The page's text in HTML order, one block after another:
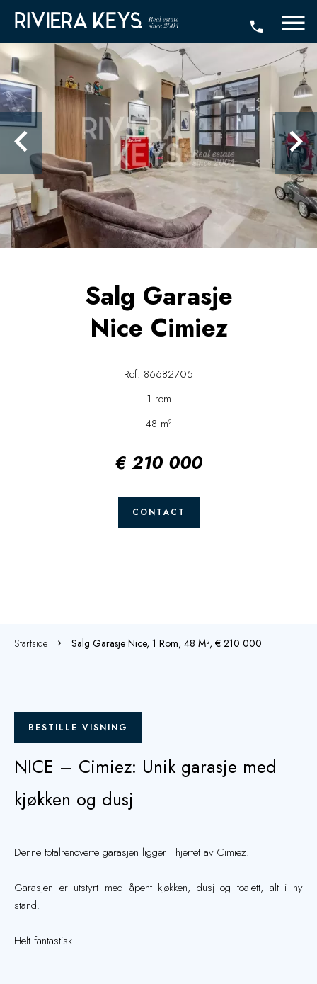
Salg Garasje
Nice Cimiez
Ref. 86682705
1 rom
48 m²
€ 210 000
CONTACT
Startside Salg Garasje Nice, 1 Rom, 48 M², € 210 000
BESTILLE VISNING
NICE – Cimiez: Unik garasje med
kjøkken og dusj
Denne totalrenoverte garasjen ligger i hjertet av Cimiez.
Garasjen er utstyrt med åpent kjøkken, dusj og toalett, alt i ny
stand.
Helt fantastisk.